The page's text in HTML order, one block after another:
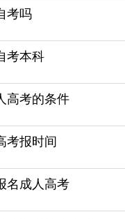
考吗
考本科
高考的条件
考报时间
名成人高考